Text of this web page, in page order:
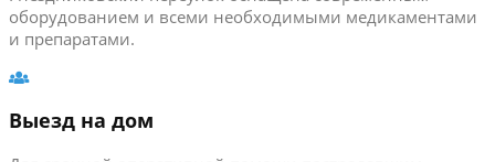
оборудованием и всеми необходимыми медикаментами
и препаратами.
Выезд на дом